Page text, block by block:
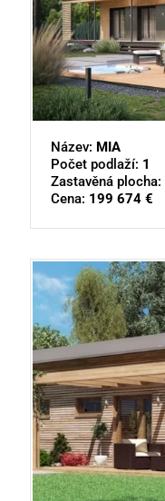
Název: MIA
Počet podlaží: 1
Zastavěná plocha:
Cena: 199 674 €